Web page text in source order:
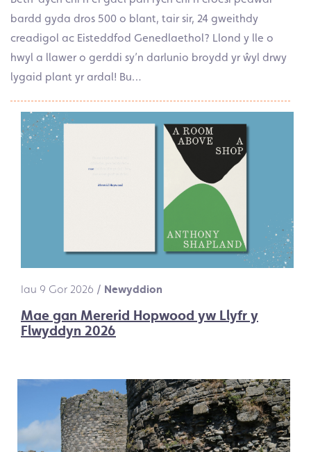
bardd gyda dros 500 o blant, tair sir, 24 gweithdy
creadigol ac Eisteddfod Genedlaethol? Llond y lle o
hwyl a llawer o gerddi sy’n darlunio broydd yr ŵyl drwy
lygaid plant yr ardal! Bu…
Iau 9 Gor 2026 / Newyddion
Mae gan Mererid Hopwood yw Llyfr y
Flwyddyn 2026